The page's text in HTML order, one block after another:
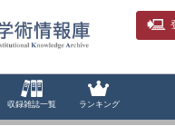
収録雑誌一覧 ランキング